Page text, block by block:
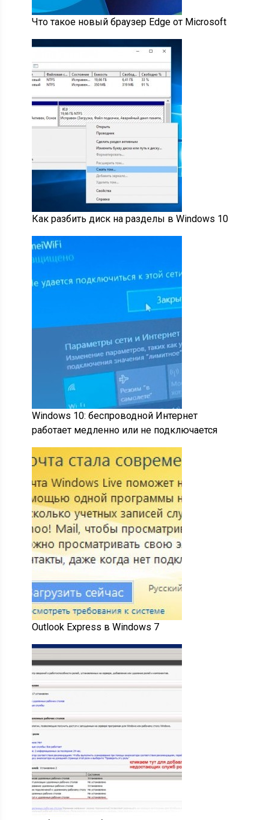
Что такое новый браузер Edge от Microsoft
Как разбить диск на разделы в Windows 10
Windows 10: беспроводной Интернет
работает медленно или не подключается
Outlook Express в Windows 7